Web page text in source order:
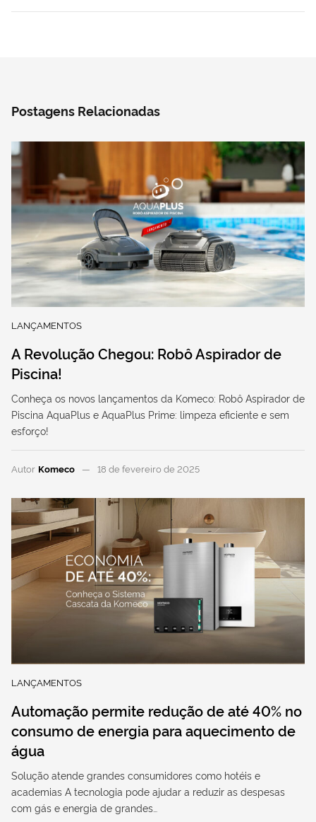
Postagens Relacionadas
LANÇAMENTOS
A Revolução Chegou: Robô Aspirador de
Piscina!
Conheça os novos lançamentos da Komeco: Robô Aspirador de
Piscina AquaPlus e AquaPlus Prime: limpeza eficiente e sem
esforço!
Autor Komeco 18 de fevereiro de 2025
LANÇAMENTOS
Automação permite redução de até 40% no
consumo de energia para aquecimento de
água
Solução atende grandes consumidores como hotéis e
academias A tecnologia pode ajudar a reduzir as despesas
com gás e energia de grandes…